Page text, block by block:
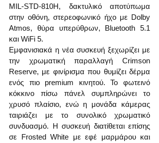
MIL-STD-810H, δακτυλικό αποτύπωμα
στην οθόνη, στερεοφωνικό ήχο με Dolby
Atmos, θύρα υπερύθρων, Bluetooth 5.1
και WiFi 5.
Εμφανισιακά η νέα συσκευή ξεχωρίζει με
την χρωματική παραλλαγή Crimson
Reserve, με φινίρισμα που θυμίζει δέρμα
ενός πιο premium κινητού. Το φωτεινό
κόκκινο πίσω πάνελ συμπληρώνει το
χρυσό πλαίσιο, ενώ η μονάδα κάμερας
ταιριάζει με το συνολικό χρωματικό
συνδυασμό. Η συσκευή διατίθεται επίσης
σε Frosted White με εφέ μαρμάρου και